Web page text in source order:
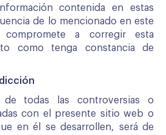
contenida en estas
de lo mencionado en este
compromete a corregir esta
como tenga constancia de
de todas las controversias o
con el presente sitio web o
en él se desarrollen, será de